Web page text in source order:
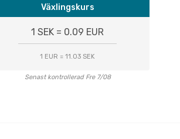
Växlingskurs
1 SEK = 0.09 EUR
1 EUR = 11.03 SEK
Senast kontrollerad Fre 7/08